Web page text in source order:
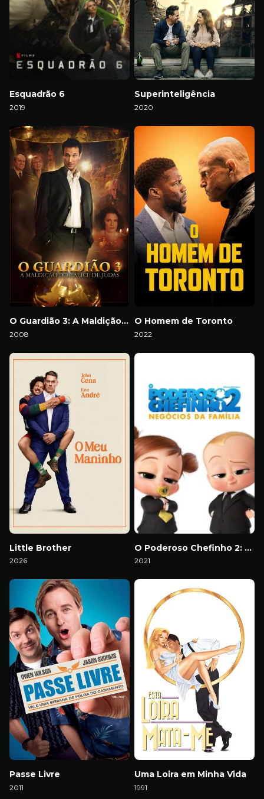
Esquadrão 6
2019
Superinteligência
2020
O Guardião 3: A Maldição do Cálice de Judas
2008
O Homem de Toronto
2022
Little Brother
2026
O Poderoso Chefinho 2: Negócios da Família
2021
Passe Livre
2011
Uma Loira em Minha Vida
1991